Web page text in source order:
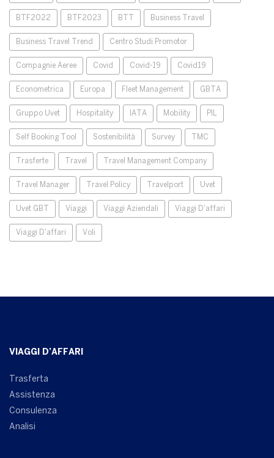
BTF2022 BTF2023 BTT Business Travel
Business Travel Trend Centro Studi Promotor
Compagnie Aeree Covid Covid-19 Covid19
Econometrica Europa Fleet Management GBTA
Gruppo Uvet Hospitality IATA Mobility PIL
Self Booking Tool Sostenibilità Survey TMC
Trasferte Travel Travel Management Company
Travel Manager Travel Policy Travelport Uvet
Uvet GBT Viaggi Viaggi Aziendali Viaggi D'affari
Viaggi D'affari Voli
VIAGGI D’AFFARI
Trasferta
Assistenza
Consulenza
Analisi